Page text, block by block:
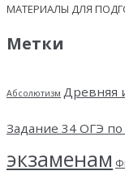
МАТЕРИАЛЫ ДЛЯ
Метки
Абсолютизм Древняя
Задание 34 ОГЭ
экзаменам